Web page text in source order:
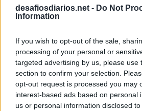
desafiosdiarios.net - Do Not
Information
If you wish to opt-out of the sale,
processing of your personal or
targeted advertising by us, please use
section to confirm your selection.
opt-out request is processed you may
interest-based ads based on personal
us or personal information disclosed